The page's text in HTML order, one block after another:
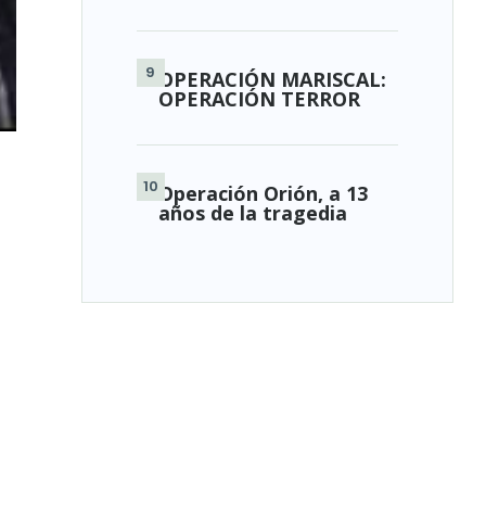
OPERACIÓN MARISCAL:
OPERACIÓN TERROR
Operación Orión, a 13
años de la tragedia